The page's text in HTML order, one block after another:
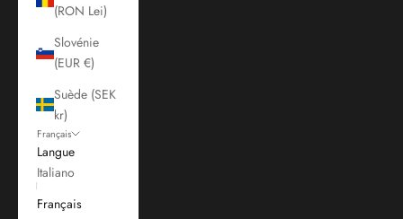
(RON Lei)
Slovénie
(EUR €)
Suède (SEK
kr)
Français
Langue
Italiano
Français